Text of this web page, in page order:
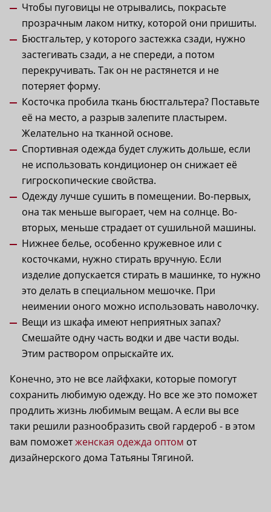
Чтобы пуговицы не отрывались, покрасьте
прозрачным лаком нитку, которой они пришиты.
Бюстгальтер, у которого застежка сзади, нужно
застегивать сзади, а не спереди, а потом
перекручивать. Так он не растянется и не
потеряет форму.
Косточка пробила ткань бюстгальтера? Поставьте
её на место, а разрыв залепите пластырем.
Желательно на тканной основе.
Спортивная одежда будет служить дольше, если
не использовать кондиционер он снижает её
гигроскопические свойства.
Одежду лучше сушить в помещении. Во-первых,
она так меньше выгорает, чем на солнце. Во-
вторых, меньше страдает от сушильной машины.
Нижнее белье, особенно кружевное или с
косточками, нужно стирать вручную. Если
изделие допускается стирать в машинке, то нужно
это делать в специальном мешочке. При
неимении оного можно использовать наволочку.
Вещи из шкафа имеют неприятных запах?
Смешайте одну часть водки и две части воды.
Этим раствором опрыскайте их.
Конечно, это не все лайфхаки, которые помогут
сохранить любимую одежду. Но все же это поможет
продлить жизнь любимым вещам. А если вы все
таки решили разнообразить свой гардероб - в этом
вам поможетженская одежда оптом от
дизайнерского дома Татьяны Тягиной.